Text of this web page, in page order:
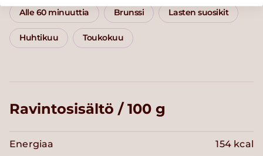
Alle 60 minuuttia Brunssi Lasten suosikit
Huhtikuu Toukokuu
Ravintosisältö / 100 g
Energiaa 154 kcal